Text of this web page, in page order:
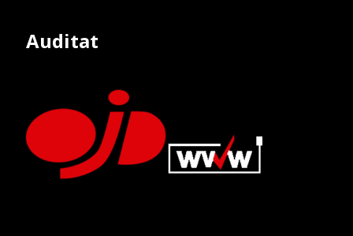
Auditat